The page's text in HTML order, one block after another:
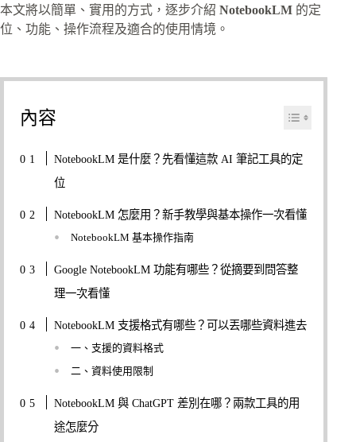
本文將以簡單、實用的方式，逐步介紹 NotebookLM 的定
位、功能、操作流程及適合的使用情境。
內容
NotebookLM 是什麼？先看懂這款 AI 筆記工具的定
位
NotebookLM 怎麼用？新手教學與基本操作一次看懂
NotebookLM 基本操作指南
Google NotebookLM 功能有哪些？從摘要到問答整
理一次看懂
NotebookLM 支援格式有哪些？可以丟哪些資料進去
一、支援的資料格式
二、資料使用限制
NotebookLM 與 ChatGPT 差別在哪？兩款工具的用
途怎麼分